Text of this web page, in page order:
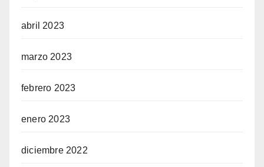
abril 2023
marzo 2023
febrero 2023
enero 2023
diciembre 2022